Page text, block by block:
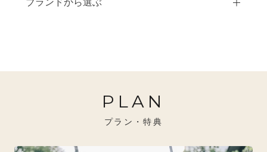
20万円～26万円未満
26万円～31万円未満
クール
ナチュラル
ブランドから選ぶ
イエベ秋におすすめ
ブルべ夏におすすめ
ブルべ冬におすすめ
PLAN
プラン・特典